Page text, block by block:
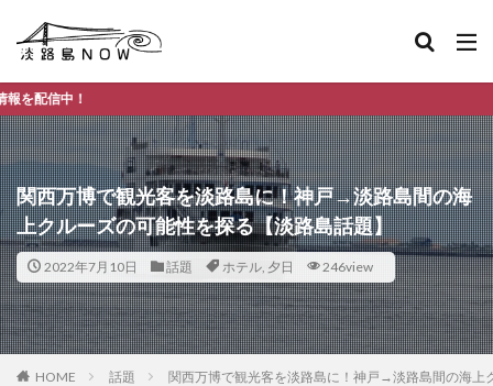
関西万博で観光客を淡路島に！神戸→淡路島間の海
上クルーズの可能性を探る【淡路島話題】
2022年7月10日 話題 ホテル, 夕日 246view
HOME 話題 関西万博で観光客を淡路島に！神戸→淡路島間の海上